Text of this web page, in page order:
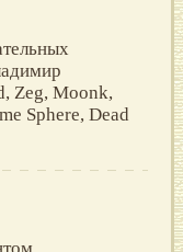
Zeg, Moonk,
Sphere, Dead